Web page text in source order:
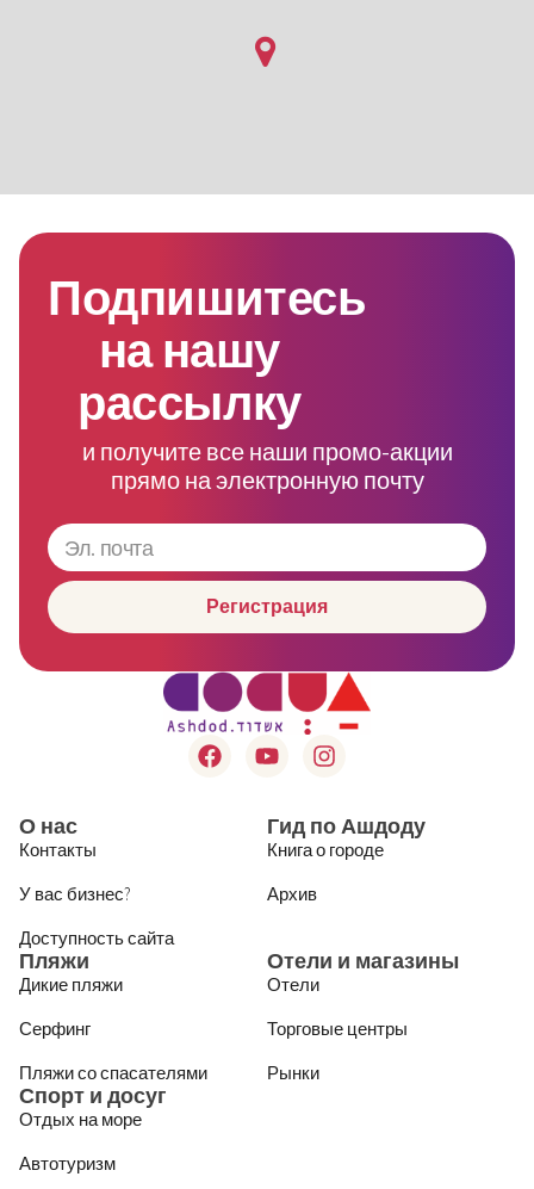
Подпишитесь
на нашу
рассылку
и получите все наши промо-акции
прямо на электронную почту
Регистрация
О нас
Контакты
У вас бизнес?
Доступность сайта
Гид по Ашдоду
Книга о городе
Архив
Пляжи
Дикие пляжи
Серфинг
Пляжи со спасателями
Отели и магазины
Отели
Торговые центры
Рынки
Спорт и досуг
Отдых на море
Автотуризм